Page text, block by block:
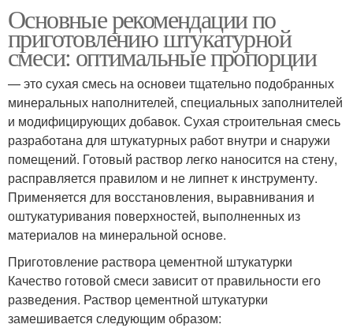
Основные рекомендации по
приготовлению штукатурной
смеси: оптимальные пропорции
— это сухая смесь на основеи тщательно подобранных
минеральных наполнителей, специальных заполнителей
и модифицирующих добавок. Сухая строительная смесь
разработана для штукатурных работ внутри и снаружи
помещений. Готовый раствор легко наносится на стену,
расправляется правилом и не липнет к инструменту.
Применяется для восстановления, выравнивания и
оштукатуривания поверхностей, выполненных из
материалов на минеральной основе.
Приготовление раствора цементной штукатурки
Качество готовой смеси зависит от правильности его
разведения. Раствор цементной штукатурки
замешивается следующим образом: